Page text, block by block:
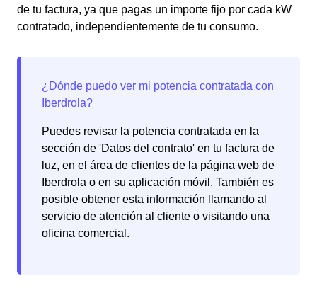
de tu factura, ya que pagas un importe fijo por cada kW
contratado, independientemente de tu consumo.
Puedes revisar la potencia contratada en la
sección de 'Datos del contrato' en tu factura de
luz, en el área de clientes de la página web de
Iberdrola o en su aplicación móvil. También es
posible obtener esta información llamando al
servicio de atención al cliente o visitando una
oficina comercial.